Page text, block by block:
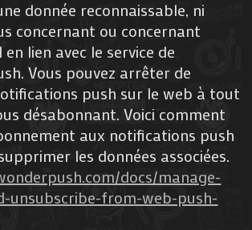
donnée reconnaissable, ni
concernant ou concernant
lien avec le service de
Vous pouvez arrêter de
push sur le web à tout
désabonnant. Voici comment
aux notifications push
les données associées.
docs/manage-
unsubscribe-from-web-push-